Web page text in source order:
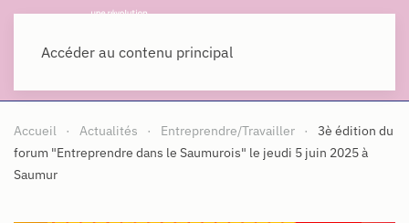
Accéder au contenu principal
Accueil Actualités Entreprendre/Travailler
3è édition du
forum "Entreprendre dans le Saumurois" le jeudi 5 juin 2025 à
Saumur